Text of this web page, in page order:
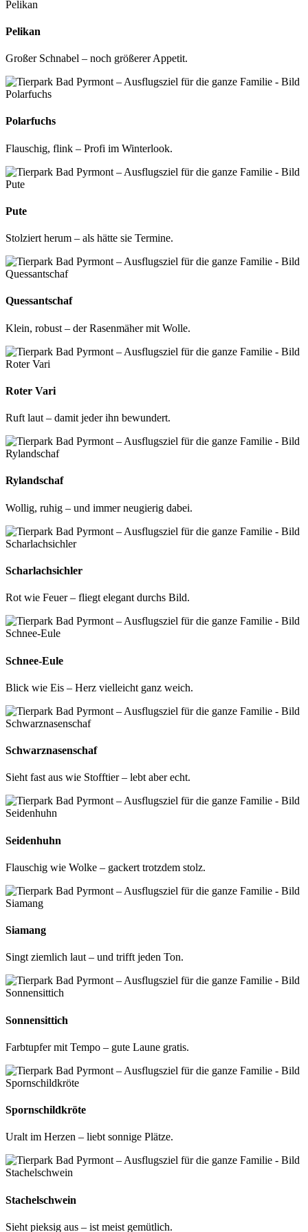
Pelikan
Großer Schnabel – noch größerer Appetit.
Polarfuchs
Flauschig, flink – Profi im Winterlook.
Pute
Stolziert herum – als hätte sie Termine.
Quessantschaf
Klein, robust – der Rasenmäher mit Wolle.
Roter Vari
Ruft laut – damit jeder ihn bewundert.
Rylandschaf
Wollig, ruhig – und immer neugierig dabei.
Scharlachsichler
Rot wie Feuer – fliegt elegant durchs Bild.
Schnee-Eule
Blick wie Eis – Herz vielleicht ganz weich.
Schwarznasenschaf
Sieht fast aus wie Stofftier – lebt aber echt.
Seidenhuhn
Flauschig wie Wolke – gackert trotzdem stolz.
Siamang
Singt ziemlich laut – und trifft jeden Ton.
Sonnensittich
Farbtupfer mit Tempo – gute Laune gratis.
Spornschildkröte
Uralt im Herzen – liebt sonnige Plätze.
Stachelschwein
Sieht pieksig aus – ist meist gemütlich.